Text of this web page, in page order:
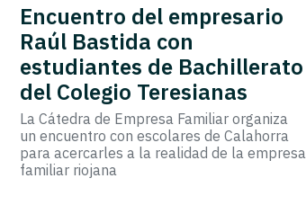
Encuentro del empresario
Raúl Bastida con
estudiantes de Bachillerato
del Colegio Teresianas
La Cátedra de Empresa Familiar organiza
un encuentro con escolares de Calahorra
para acercarles a la realidad de la empresa
familiar riojana